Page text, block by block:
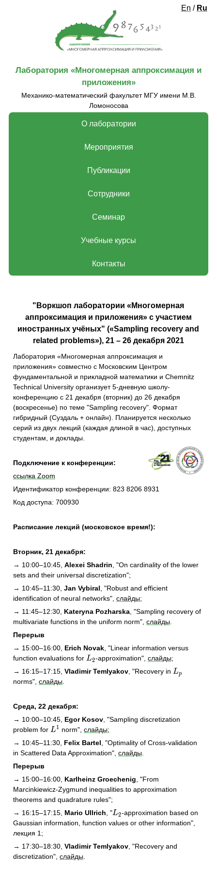
En / Ru
Лаборатория «‎Многомерная аппроксимация и
приложения»‎
Механико-математический факультет МГУ имени М.В.
Ломоносова
О лаборатории
Мероприятия
Публикации
Сотрудники
Семинар
Учебные курсы
Контакты
"Воркшоп лаборатории «Многомерная
аппроксимация и приложения» с участием
иностранных учёных" («Sampling recovery and
related problems»), 21 – 26 декабря 2021
Лаборатория «Многомерная аппроксимация и
приложения» совместно с Московским Центром
фундаментальной и прикладной математики и Chemnitz
Technical University организует 5-дневную школу-
конференцию с 21 декабря (вторник) до 26 декабря
(воскресенье) по теме "Sampling recovery". Формат
гибридный (Суздаль + онлайн). Планируется несколько
серий из двух лекций (каждая длиной в час), доступных
студентам, и доклады.
Подключение к конференции:
ссылка Zoom
Идентификатор конференции: 823 8206 8931
Код доступа: 700930
Расписание лекций (московское время!):
Вторник, 21 декабря:
→ 10:00–10:45, Alexei Shadrin, "On cardinality of the lower
sets and their universal discretization";
→ 10:45–11:30, Jan Vybiral, "Robust and efficient
identification of neural networks", слайды;
→ 11:45–12:30, Kateryna Pozharska, "Sampling recovery of
multivariate functions in the uniform norm", слайды.
Перерыв
→ 15:00–16:00, Erich Novak, "Linear information versus
function evaluations for L_2
L2-approximation", слайды;
→ 16:15–17:15, Vladimir Temlyakov, "Recovery in L_p
Lp
norms", слайды.
Среда, 22 декабря:
→ 10:00–10:45, Egor Kosov, "Sampling discretization
problem for L^1
L1 norm", слайды;
→ 10:45–11:30, Felix Bartel, "Optimality of Cross-validation
in Scattered Data Approximation", слайды.
Перерыв
→ 15:00–16:00, Karlheinz Groechenig, "From
Marcinkiewicz-Zygmund inequalities to approximation
theorems and quadrature rules";
→ 16:15–17:15, Mario Ullrich, "L_2
L2-approximation based on
Gaussian information, function values or other information",
лекция 1;
→ 17:30–18:30, Vladimir Temlyakov, "Recovery and
discretization", слайды.